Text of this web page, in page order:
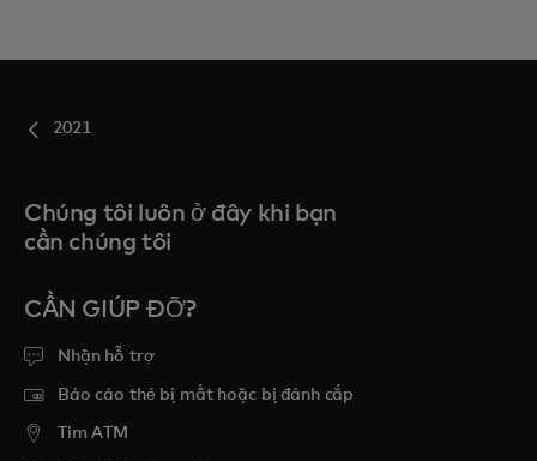
2021
Chúng tôi luôn ở đây khi bạn
cần chúng tôi
CẦN GIÚP ĐỠ?
Nhận hỗ trợ
Báo cáo thẻ bị mất hoặc bị đánh cắp
Tim ATM